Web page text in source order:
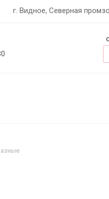
г. Видное, Северная